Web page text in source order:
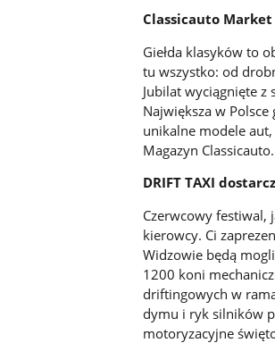
Classicauto
Giełda klasyków to
tu wszystko: od
Jubilat wyciągnięte z
Największa w
unikalne modele
Magazyn Classicauto.
DRIFT TAXI
Czerwcowy festiwal,
kierowcy. Ci
Widzowie będą
1200 koni
driftingowych w
dymu i ryk silników
motoryzacyjne